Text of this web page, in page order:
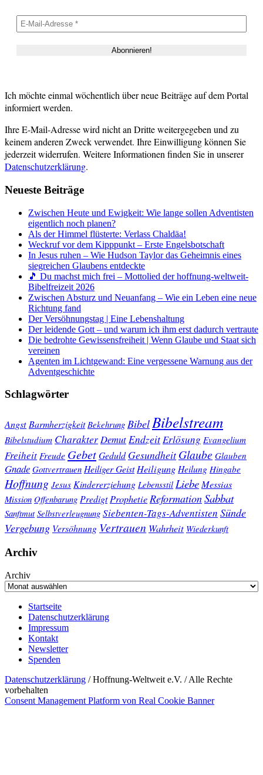
Ich möchte einmal wöchentlich über neue Beiträge auf dem Portal
informiert werden.
Ihre E-Mail-Adresse wird nicht an Dritte weitergegeben und zu
keinem anderen Zweck verwendet. Ihre Einwilligung können Sie
jederzeit widerrufen. Weitere Informationen finden Sie in unserer
Datenschutzerklärung.
Neueste Beiträge
Zwischen Heute und Ewigkeit: Wie lange sollen Adventisten
eigentlich noch planen?
Als der Himmel flüsterte: Verlass Chaldäa!
Weckruf vor dem Kipppunkt – Erste Engelsbotschaft
In Jesus ruhen – Wie Hudson Taylor das Geheimnis eines
siegreichen Glaubens entdeckte
🎵 Du machst mich frei – Mottolied der hoffnung-weltweit-
Bibelfreizeit 2026
Zwischen Absturz und Neuanfang – Wie ein Leben eine neue
Richtung fand
Der Versöhnungstag | Eine Lebenshaltung
Der leidende Gott – und warum ich ihm erst dadurch vertraute
Die bedrohte Gewissensfreiheit | Wenn Glaube und Staat sich
vereinen
Agenten im Lichtgewand: Eine vergessene Warnung aus der
Adventgeschichte
Schlagwörter
Angst Barmherzigkeit Bekehrung BibelBibelstream
Bibelstudium Charakter DemutEndzeitErlösung Evangelium
Freiheit Freude GebetGeduld Gesundheit Glaube Glauben
Gnade Gottvertrauen Heiliger Geist Heiligung Heilung Hingabe
Hoffnung Jesus Kindererziehung Lebensstil Liebe Messias
Mission Offenbarung Predigt ProphetieReformationSabbat
Sanftmut Selbstverleugnung Siebenten-Tags-Adventisten Sünde
Vergebung Versöhnung Vertrauen Wahrheit Wiederkunft
Archiv
Archiv
Startseite
Datenschutzerklärung
Impressum
Kontakt
Newsletter
Spenden
Datenschutzerklärung / Hoffnung-Weltweit e.V. / Alle Rechte
vorbehalten
Consent Management Platform von Real Cookie Banner